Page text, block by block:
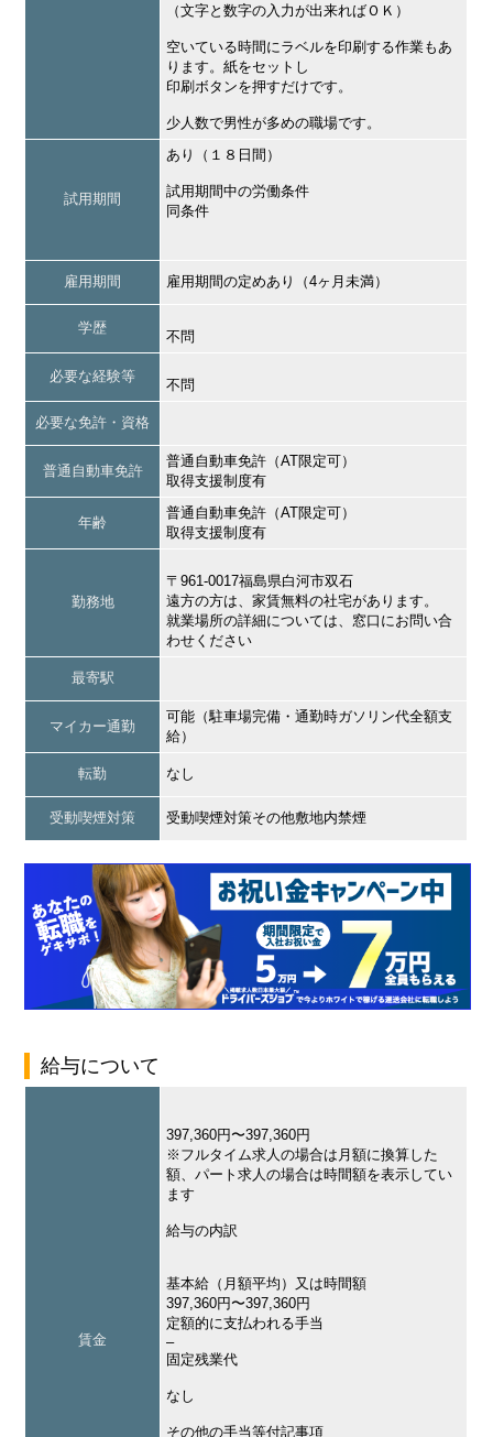
（文字と数字の入力が出来ればＯＫ）
空いている時間にラベルを印刷する作業もあ
ります。紙をセットし
印刷ボタンを押すだけです。
少人数で男性が多めの職場です。
試用期間
あり（１８日間）
試用期間中の労働条件
同条件
雇用期間 雇用期間の定めあり（4ヶ月未満）
学歴
不問
必要な経験等
不問
必要な免許・資格
普通自動車免許
普通自動車免許（AT限定可）
取得支援制度有
年齢
普通自動車免許（AT限定可）
取得支援制度有
勤務地
〒961-0017福島県白河市双石
遠方の方は、家賃無料の社宅があります。
就業場所の詳細については、窓口にお問い合
わせください
最寄駅
マイカー通勤
可能（駐車場完備・通勤時ガソリン代全額支
給）
転勤 なし
受動喫煙対策 受動喫煙対策その他敷地内禁煙
給与について
賃金
397,360円〜397,360円
※フルタイム求人の場合は月額に換算した
額、パート求人の場合は時間額を表示してい
ます
給与の内訳
基本給（月額平均）又は時間額
397,360円〜397,360円
定額的に支払われる手当
–
固定残業代
なし
その他の手当等付記事項